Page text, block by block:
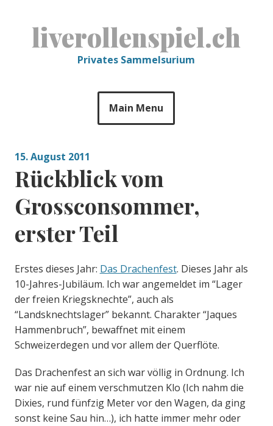
liverollenspiel.ch
Privates Sammelsurium
Main Menu
15. August 2011
Rückblick vom
Grossconsommer,
erster Teil
Erstes dieses Jahr: Das Drachenfest. Dieses Jahr als
10-Jahres-Jubiläum. Ich war angemeldet im “Lager
der freien Kriegsknechte”, auch als
“Landsknechtslager” bekannt. Charakter “Jaques
Hammenbruch”, bewaffnet mit einem
Schweizerdegen und vor allem der Querflöte.
Das Drachenfest an sich war völlig in Ordnung. Ich
war nie auf einem verschmutzen Klo (Ich nahm die
Dixies, rund fünfzig Meter vor den Wagen, da ging
sonst keine Sau hin…), ich hatte immer mehr oder